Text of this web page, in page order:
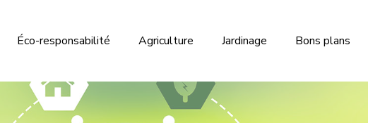
Éco-responsabilité Agriculture Jardinage Bons plans